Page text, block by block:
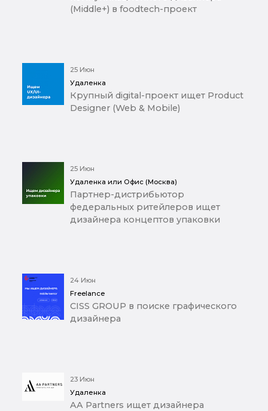
(Middle+) в foodtech-проект
25 Июн
Удаленка
Крупный digital-проект ищет Product
Designer (Web & Mobile)
25 Июн
Удаленка или Офис (Москва)
Партнер-дистрибьютор
федеральных ритейлеров ищет
дизайнера концептов упаковки
24 Июн
Freelance
CISS GROUP в поиске графического
дизайнера
23 Июн
Удаленка
AA Partners ищет дизайнера